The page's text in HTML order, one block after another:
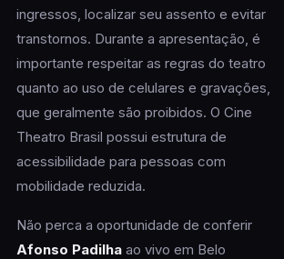
ingressos, localizar seu assento e evitar
transtornos. Durante a apresentação, é
importante respeitar as regras do teatro
quanto ao uso de celulares e gravações,
que geralmente são proibidos. O Cine
Theatro Brasil possui estrutura de
acessibilidade para pessoas com
mobilidade reduzida.
Não perca a oportunidade de conferir
Afonso Padilhaao vivo em Belo